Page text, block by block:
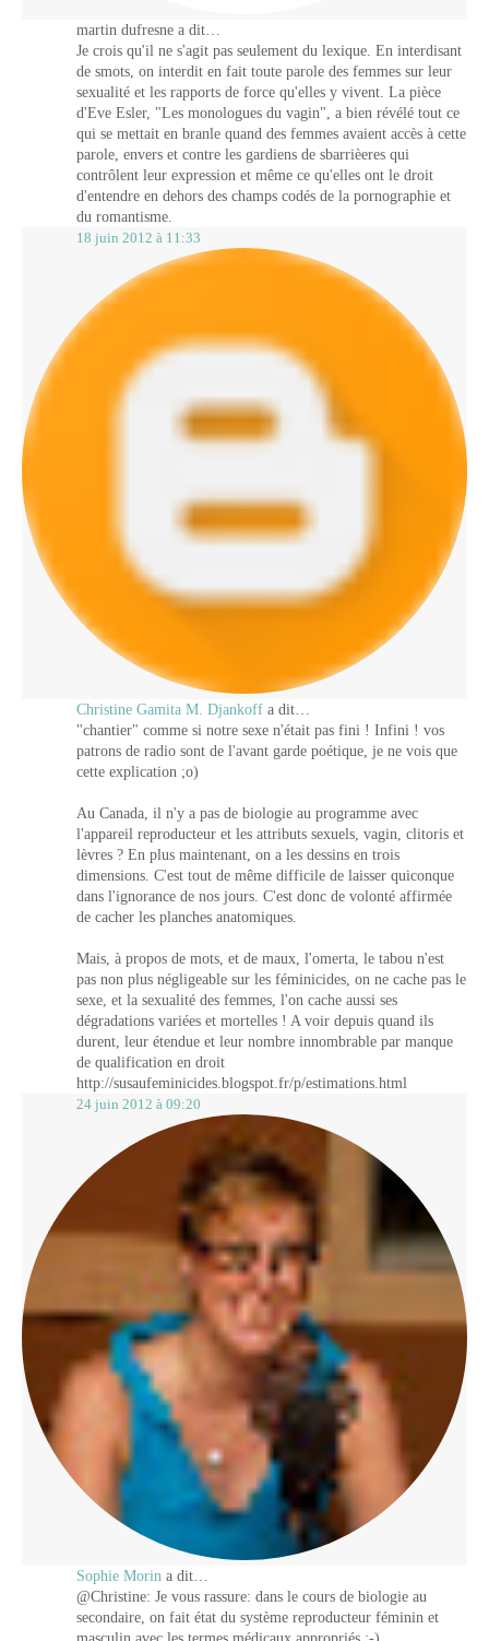
martin dufresne a dit…
Je crois qu'il ne s'agit pas seulement du lexique. En interdisant
de smots, on interdit en fait toute parole des femmes sur leur
sexualité et les rapports de force qu'elles y vivent. La pièce
d'Eve Esler, "Les monologues du vagin", a bien révélé tout ce
qui se mettait en branle quand des femmes avaient accès à cette
parole, envers et contre les gardiens de sbarrièeres qui
contrôlent leur expression et même ce qu'elles ont le droit
d'entendre en dehors des champs codés de la pornographie et
du romantisme.
18 juin 2012 à 11:33
Christine Gamita M. Djankoff a dit…
"chantier" comme si notre sexe n'était pas fini ! Infini ! vos
patrons de radio sont de l'avant garde poétique, je ne vois que
cette explication ;o)
Au Canada, il n'y a pas de biologie au programme avec
l'appareil reproducteur et les attributs sexuels, vagin, clitoris et
lèvres ? En plus maintenant, on a les dessins en trois
dimensions. C'est tout de même difficile de laisser quiconque
dans l'ignorance de nos jours. C'est donc de volonté affirmée
de cacher les planches anatomiques.
Mais, à propos de mots, et de maux, l'omerta, le tabou n'est
pas non plus négligeable sur les féminicides, on ne cache pas le
sexe, et la sexualité des femmes, l'on cache aussi ses
dégradations variées et mortelles ! A voir depuis quand ils
durent, leur étendue et leur nombre innombrable par manque
de qualification en droit
http://susaufeminicides.blogspot.fr/p/estimations.html
24 juin 2012 à 09:20
Sophie Morin a dit…
@Christine: Je vous rassure: dans le cours de biologie au
secondaire, on fait état du système reproducteur féminin et